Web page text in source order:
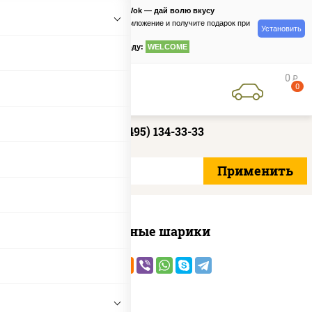
PizzaSushiWok — дай волю вкусу
Скачайте приложение и получите подарок при
по промокоду: WELCOME
Установить
0 руб
0
+7 (495) 134-33-33
Сырные шарики